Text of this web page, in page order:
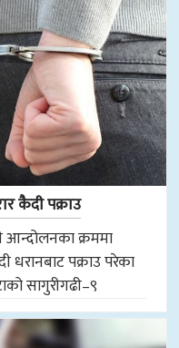
कैदी पक्राउ
आन्दोलनका क्रममा
धरानबाट पक्राउ परेका
सागुरीगढी–९